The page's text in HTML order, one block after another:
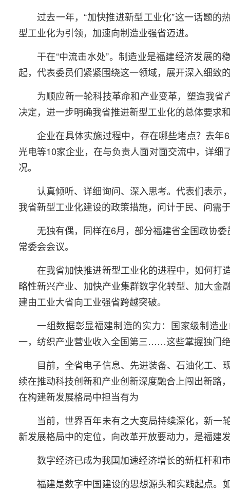
过去一年，“加快推进新型工业化”这一话题的
型工业化为引领，加速向制造业强省迈进。
干在“中流击水处”。制造业是福建经济发展的
起，代表委员们紧紧围绕这一领域，展开深入细致
为顺应新一轮科技革命和产业变革，塑造我
决定，进一步明确我省推进新型工业化的总体要求
企业在具体实施过程中，存在哪些堵点？去
光电等10家企业，在与负责人面对面交流中，详
况。
认真倾听、详细询问、深入思考。代表们表示
我省新型工业化建设的政策措施，问计于民、问需
无独有偶，同样在6月，部分福建省全国政协
常委会会议。
在我省加快推进新型工业化的进程中，如何打
略性新兴产业、加快产业集群数字化转型、加大
建由工业大省向工业强省跨越突破。
一组数据彰显福建制造的实力：国家级制造
一，纺织产业营业收入全国第三……这些掌握独门
目前，全省电子信息、先进装备、石油化工、
续在推动科技创新和产业创新深度融合上闯出新路
在构建新发展格局中担当有为
当前，世界百年未有之大变局持续深化，新一
新发展格局中的定位，向改革开放要动力，是福建
数字经济已成为我国加速经济增长的新杠杆和
福建是数字中国建设的思想源头和实践起点。